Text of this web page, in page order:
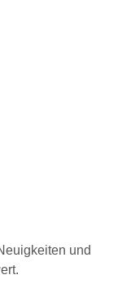
und